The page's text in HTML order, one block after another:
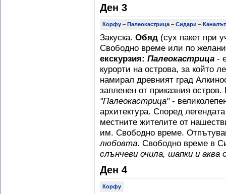
Ден 3
Корфу – Палеокастрица – Сидари –
Закуска. Обяд (сух пакет при
Свободно време или по
екскурзия: Палеокастрица -
курорти на острова, за който
намирал древният град
запленен от приказния
"Палеокастрица"-
архитектура. Според
местните жителите от
им. Свободно време.
любовта. Свободно време в
слънчеви очила, шапки и аква
Ден 4
Корфу